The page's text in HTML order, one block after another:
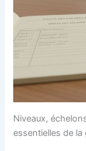
Niveaux,
essentielles de la